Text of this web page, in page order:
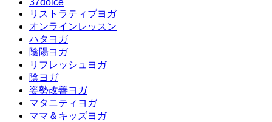
リストラティブヨガ
オンラインレッスン
ハタヨガ
陰陽ヨガ
リフレッシュヨガ
陰ヨガ
姿勢改善ヨガ
マタニティヨガ
ママ＆キッズヨガ